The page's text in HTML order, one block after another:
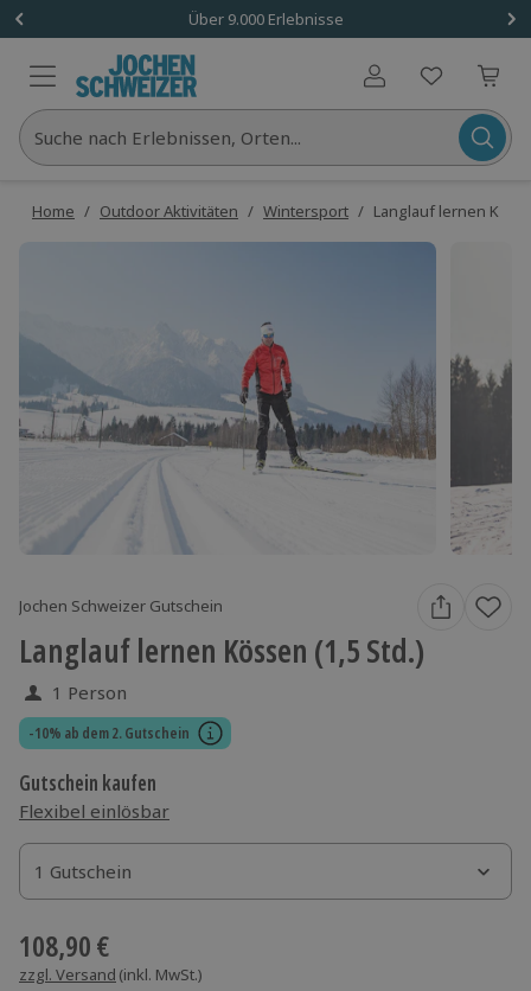
Über 9.000 Erlebnisse
Benutzerkonto
Suche nach Erlebnissen, Orten...
Home / Outdoor Aktivitäten / Wintersport / Langlauf lernen
Jochen Schweizer Gutschein
Langlauf lernen Kössen (1,5 Std.)
1 Person
-10% ab dem 2. Gutschein
Gutschein kaufen
Flexibel einlösbar
1 Gutschein
1 Gutschein
1 Gutschein
108,90 €
zzgl. Versand (inkl. MwSt.)